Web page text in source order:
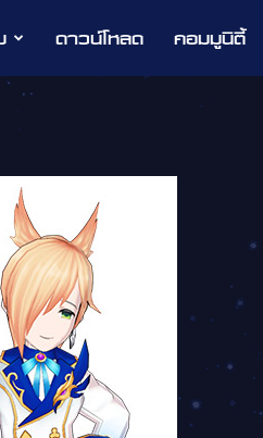
ดาวน์โหลด คอมมูนิตี้